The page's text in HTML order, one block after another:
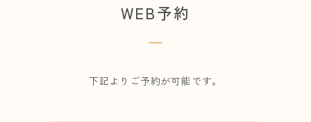
WEB予約
下記よりご予約が可能です。